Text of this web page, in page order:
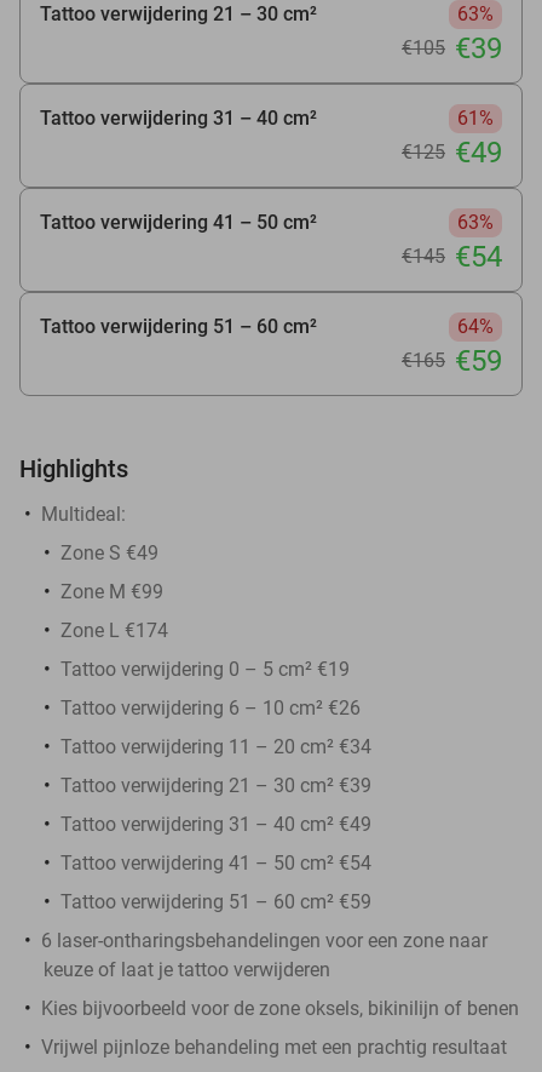
Tattoo verwijdering 21 – 30 cm²
63%
€105 €39
Tattoo verwijdering 31 – 40 cm²
61%
€125 €49
Tattoo verwijdering 41 – 50 cm²
63%
€145 €54
Tattoo verwijdering 51 – 60 cm²
64%
€165 €59
Highlights
Multideal:
Zone S €49
Zone M €99
Zone L €174
Tattoo verwijdering 0 – 5 cm² €19
Tattoo verwijdering 6 – 10 cm² €26
Tattoo verwijdering 11 – 20 cm² €34
Tattoo verwijdering 21 – 30 cm² €39
Tattoo verwijdering 31 – 40 cm² €49
Tattoo verwijdering 41 – 50 cm² €54
Tattoo verwijdering 51 – 60 cm² €59
6 laser-ontharingsbehandelingen voor een zone naar
keuze of laat je tattoo verwijderen
Kies bijvoorbeeld voor de zone oksels, bikinilijn of benen
Vrijwel pijnloze behandeling met een prachtig resultaat